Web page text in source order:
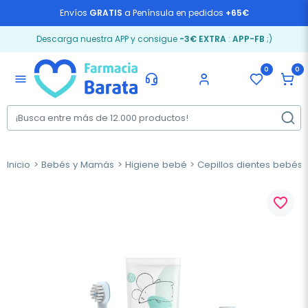
Envíos GRATIS a Península en pedidos +65€
Descarga nuestra APP y consigue -3€ EXTRA: APP-FB ;)
menu
0 0
Inicio Bebés y Mamás Higiene bebé Cepillos dientes bebés
favorite_border